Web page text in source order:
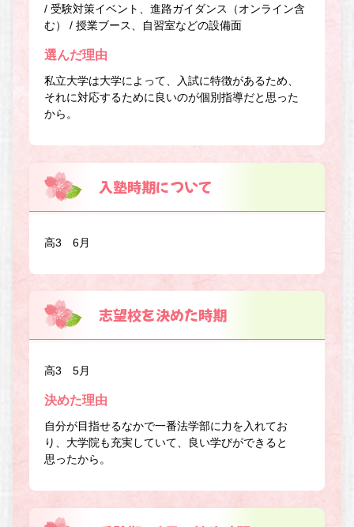
/ 受験対策イベント、進路ガイダンス（オンライン含
む） / 授業ブース、自習室などの設備面
選んだ理由
私立大学は大学によって、入試に特徴があるため、
それに対応するために良いのが個別指導だと思った
から。
入塾時期について
高3 6月
志望校を決めた時期
高3 5月
決めた理由
自分が目指せるなかで一番法学部に力を入れてお
り、大学院も充実していて、良い学びができると
思ったから。